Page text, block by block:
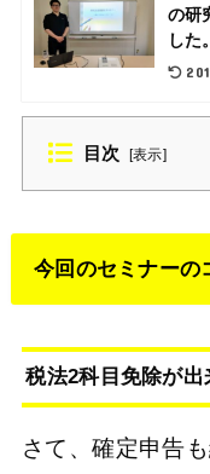
の研
した。
目次 [表示]
今回のセミナーの
税法2科目免除が
さて、確定申告